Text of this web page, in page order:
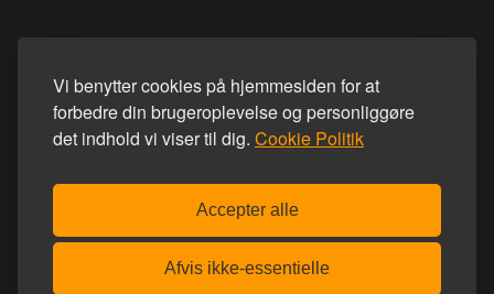
Vi benytter cookies på hjemmesiden for at
forbedre din brugeroplevelse og personliggøre
det indhold vi viser til dig. Cookie Politik
Accepter alle
Afvis ikke-essentielle